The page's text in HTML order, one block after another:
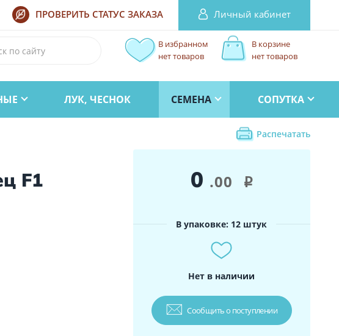
ПРОВЕРИТЬ СТАТУС ЗАКАЗА Личный кабинет
В корзине
нет товаров
В избранном
нет товаров
ЛУК, ЧЕСНОК СЕМЕНА СОПУТКА
Распечатать
F1 0 .00 i
В упаковке: 12 штук
Нет в наличии
Сообщить о поступлении